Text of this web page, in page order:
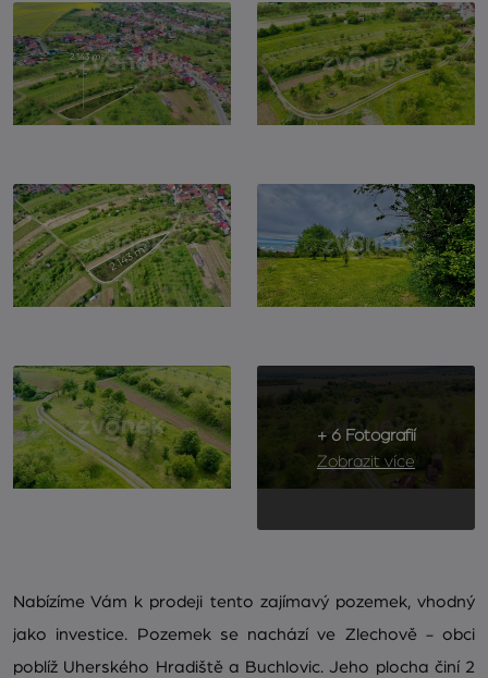
+ 6 Fotografií
Zobrazit více
Nabízíme Vám k prodeji tento zajímavý pozemek, vhodný
jako investice. Pozemek se nachází ve Zlechově - obci
poblíž Uherského Hradiště a Buchlovic. Jeho plocha činí 2